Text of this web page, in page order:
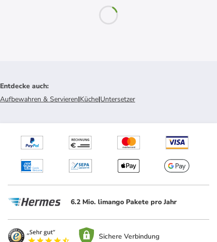
Entdecke auch:
Aufbewahren & Servieren|Küche|Untersetzer
6.2 Mio. limango Pakete pro Jahr
Sichere Verbindung